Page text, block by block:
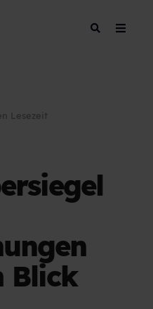
Lesezeit
Blick